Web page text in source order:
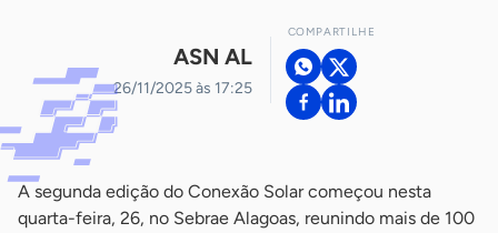
ASN AL
26/11/2025 às 17:25
COMPARTILHE
A segunda edição do Conexão Solar começou nesta
quarta-feira, 26, no Sebrae Alagoas, reunindo mais de 100